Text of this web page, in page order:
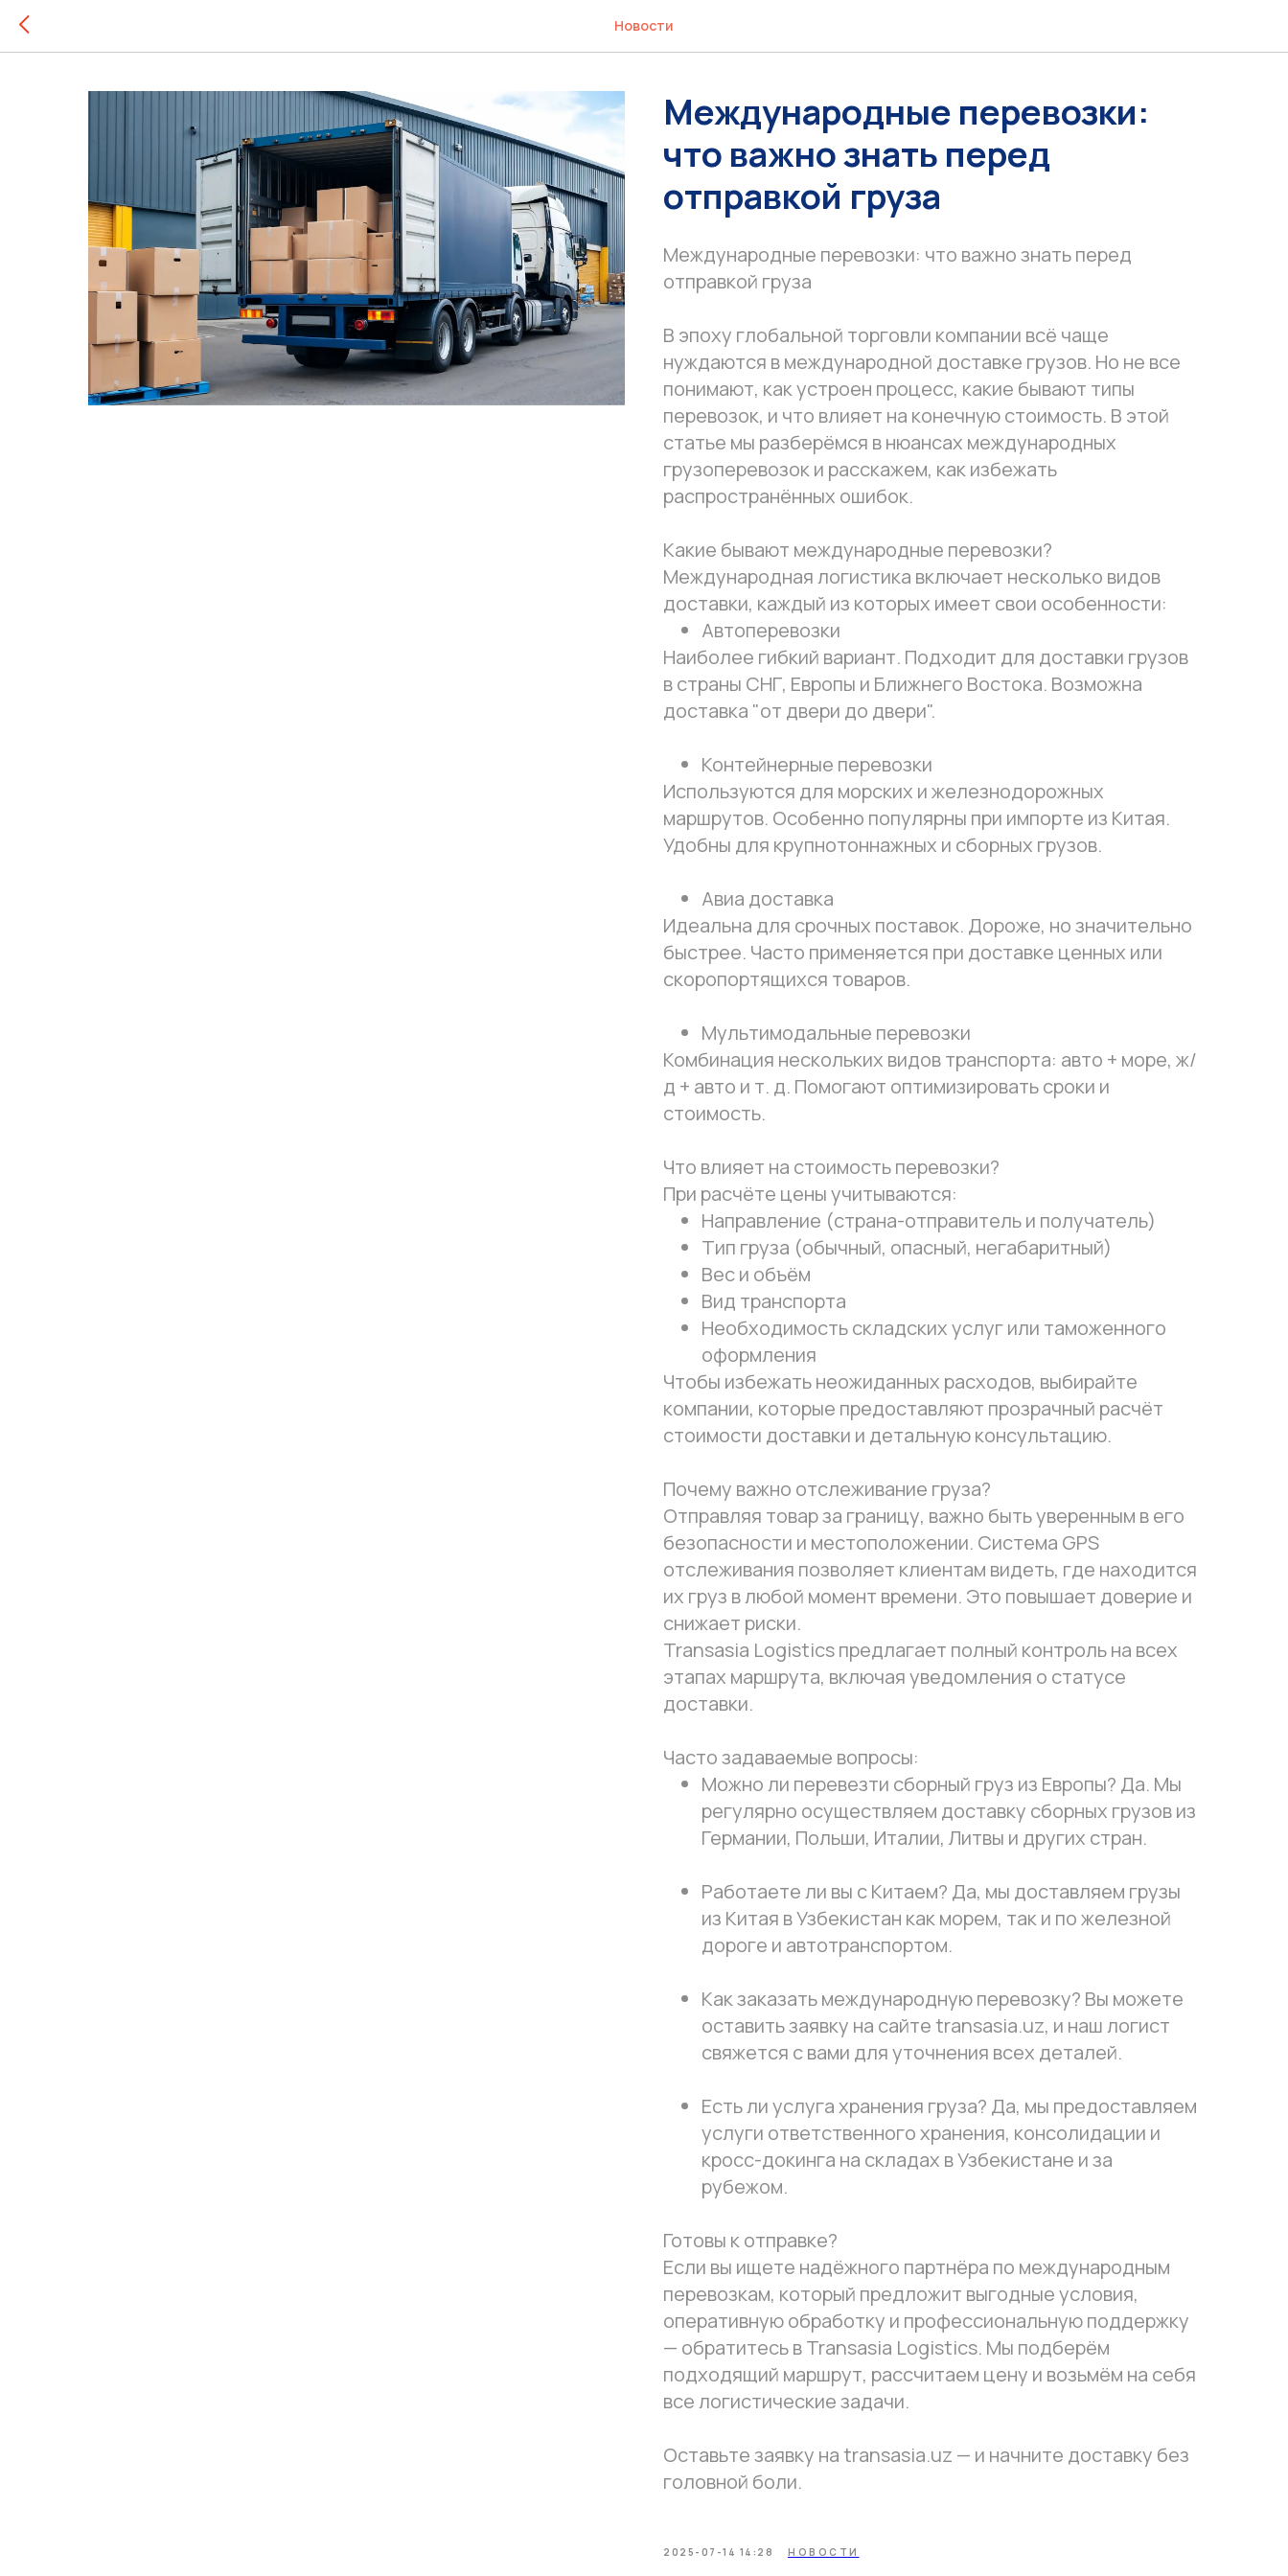
Новости
Международные перевозки:
что важно знать перед
отправкой груза
Международные перевозки: что важно знать перед
отправкой груза
В эпоху глобальной торговли компании всё чаще
нуждаются в международной доставке грузов. Но не все
понимают, как устроен процесс, какие бывают типы
перевозок, и что влияет на конечную стоимость. В этой
статье мы разберёмся в нюансах международных
грузоперевозок и расскажем, как избежать
распространённых ошибок.
Какие бывают международные перевозки?
Международная логистика включает несколько видов
доставки, каждый из которых имеет свои особенности:
Автоперевозки
Наиболее гибкий вариант. Подходит для доставки грузов
в страны СНГ, Европы и Ближнего Востока. Возможна
доставка "от двери до двери".
Контейнерные перевозки
Используются для морских и железнодорожных
маршрутов. Особенно популярны при импорте из Китая.
Удобны для крупнотоннажных и сборных грузов.
Авиа доставка
Идеальна для срочных поставок. Дороже, но значительно
быстрее. Часто применяется при доставке ценных или
скоропортящихся товаров.
Мультимодальные перевозки
Комбинация нескольких видов транспорта: авто + море, ж/
д + авто и т. д. Помогают оптимизировать сроки и
стоимость.
Что влияет на стоимость перевозки?
При расчёте цены учитываются:
Направление (страна-отправитель и получатель)
Тип груза (обычный, опасный, негабаритный)
Вес и объём
Вид транспорта
Необходимость складских услуг или таможенного
оформления
Чтобы избежать неожиданных расходов, выбирайте
компании, которые предоставляют прозрачный расчёт
стоимости доставки и детальную консультацию.
Почему важно отслеживание груза?
Отправляя товар за границу, важно быть уверенным в его
безопасности и местоположении. Система GPS
отслеживания позволяет клиентам видеть, где находится
их груз в любой момент времени. Это повышает доверие и
снижает риски.
Transasia Logistics предлагает полный контроль на всех
этапах маршрута, включая уведомления о статусе
доставки.
Часто задаваемые вопросы:
Можно ли перевезти сборный груз из Европы? Да. Мы
регулярно осуществляем доставку сборных грузов из
Германии, Польши, Италии, Литвы и других стран.
Работаете ли вы с Китаем? Да, мы доставляем грузы
из Китая в Узбекистан как морем, так и по железной
дороге и автотранспортом.
Как заказать международную перевозку? Вы можете
оставить заявку на сайте transasia.uz, и наш логист
свяжется с вами для уточнения всех деталей.
Есть ли услуга хранения груза? Да, мы предоставляем
услуги ответственного хранения, консолидации и
кросс-докинга на складах в Узбекистане и за
рубежом.
Готовы к отправке?
Если вы ищете надёжного партнёра по международным
перевозкам, который предложит выгодные условия,
оперативную обработку и профессиональную поддержку
— обратитесь в Transasia Logistics. Мы подберём
подходящий маршрут, рассчитаем цену и возьмём на себя
все логистические задачи.
Оставьте заявку на transasia.uz — и начните доставку без
головной боли.
2025-07-14 14:28 НОВОСТИ